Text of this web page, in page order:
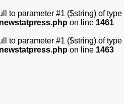
to parameter #1 ($string) of
on line 1461
to parameter #1 ($string) of
on line 1463